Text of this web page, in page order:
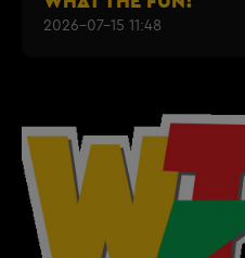
2026-07-15 11:48